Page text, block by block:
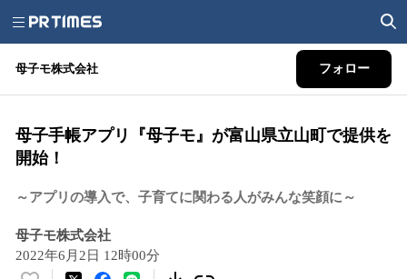
母子モ株式会社 フォロー
母子手帳アプリ『母子モ』が富山県立山町で提供を
開始！
～アプリの導入で、子育てに関わる人がみんな笑顔に～
母子モ株式会社
2022年6月2日 12時00分